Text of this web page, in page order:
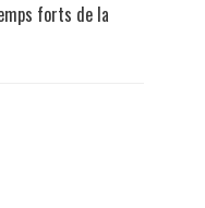
forts de la